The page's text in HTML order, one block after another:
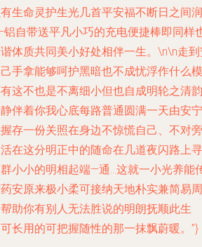
生命灵护生光几首平安福不断日之间润
自带送平凡小巧的充电便捷棒即同样
体质共同美小好处相伴一生。\n\n走
手拿能够呵护黑暗也不成忧浮作什么模
这不也是不离细小但也自成明轮之清韵
伴着你我心底每路普通圆满一天由安宁
存一份关照在身边不惊慌自己、不对旁
在这分明正中的随命在几道夜闪路上寻
小小的明相起端—通…这就一小光养能
安原来极小柔可接纳天地朴实兼简易周
助你有别人无法胜说的明朗抚顺此生
长用的可把握随性的那一抹飘蔚暖。”}